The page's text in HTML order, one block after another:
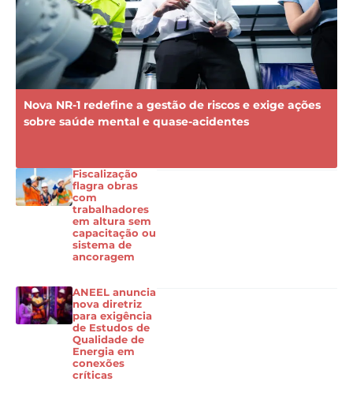
Nova NR-1 redefine a gestão de riscos e exige ações
sobre saúde mental e quase-acidentes
Fiscalização
flagra obras
com
trabalhadores
em altura sem
capacitação ou
sistema de
ancoragem
ANEEL anuncia
nova diretriz
para exigência
de Estudos de
Qualidade de
Energia em
conexões
críticas